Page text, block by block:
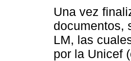
Una vez
documentos,
LM, las
por la Unicef